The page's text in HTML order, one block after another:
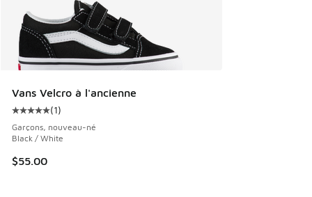
Vans Velcro à l'ancienne
Cote moyenne du client - [5 sur 5 étoiles], 1 commentaires
(1)
Garçons, nouveau-né
Black / White
$55.00